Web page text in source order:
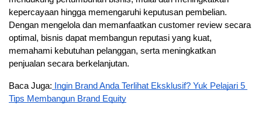
kepercayaan hingga memengaruhi keputusan pembelian.
Dengan mengelola dan memanfaatkan customer review secara
optimal, bisnis dapat membangun reputasi yang kuat,
memahami kebutuhan pelanggan, serta meningkatkan
penjualan secara berkelanjutan.
Baca Juga: Ingin Brand Anda Terlihat Eksklusif? Yuk Pelajari 5
Tips Membangun Brand Equity